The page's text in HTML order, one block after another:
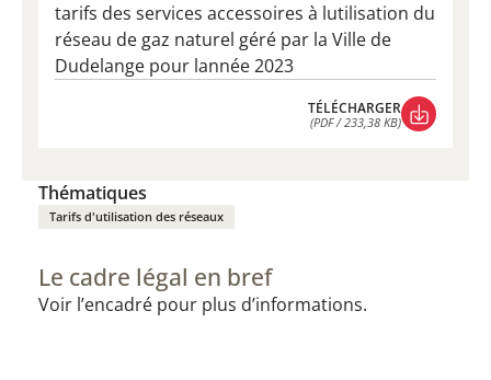
tarifs des services accessoires à lutilisation du
réseau de gaz naturel géré par la Ville de
Dudelange pour lannée 2023
TÉLÉCHARGER
(PDF / 233,38 KB)
Thématiques
Tarifs d'utilisation des réseaux
Le cadre légal en bref
Voir l’encadré pour plus d’informations.